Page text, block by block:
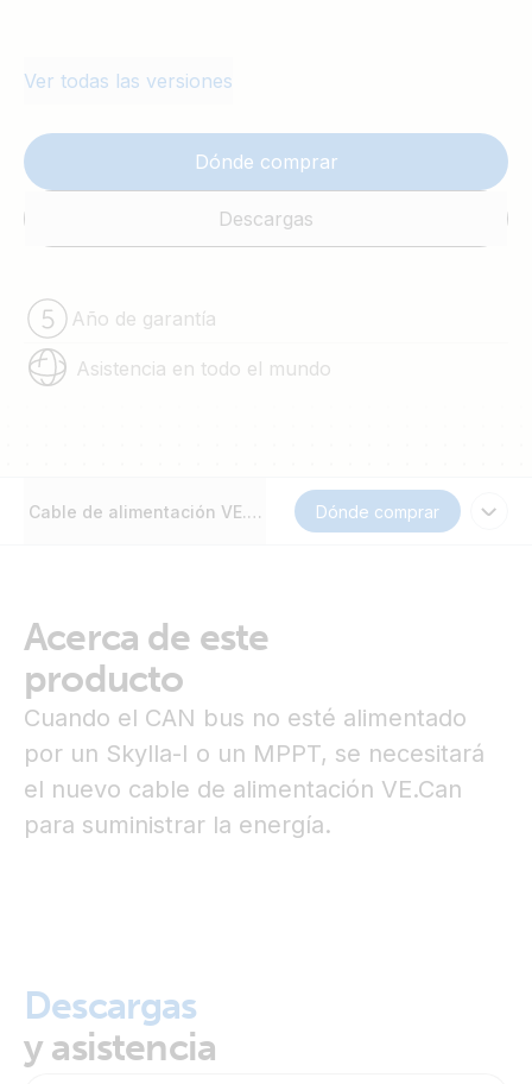
Ver todas las versiones
Dónde comprar
Descargas
Año de garantía
Asistencia en todo el mundo
Cable de alimentación VE.Can Dónde comprar
Acerca de este
producto
Cuando el CAN bus no esté alimentado
por un Skylla-I o un MPPT, se necesitará
el nuevo cable de alimentación VE.Can
para suministrar la energía.
Descargas
y asistencia